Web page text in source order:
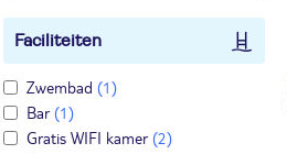
Faciliteiten
Zwembad (1)
Bar(1)
Gratis WIFI kamer(2)